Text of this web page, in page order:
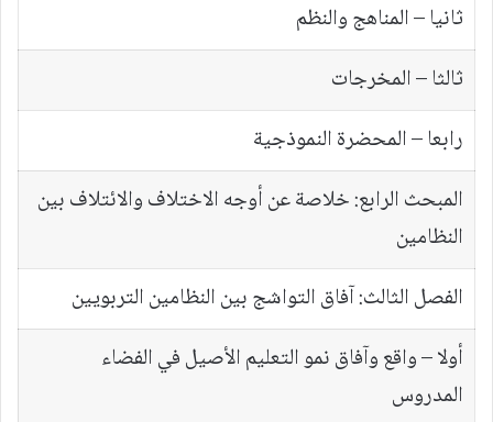
ثانيا – المناهج والنظم
ثالثا – المخرجات
رابعا – المحضرة النموذجية
المبحث الرابع: خلاصة عن أوجه الاختلاف والائتلاف بين
النظامين
الفصل الثالث: آفاق التواشج بين النظامين التربويين
أولا – واقع وآفاق نمو التعليم الأصيل في الفضاء
المدروس